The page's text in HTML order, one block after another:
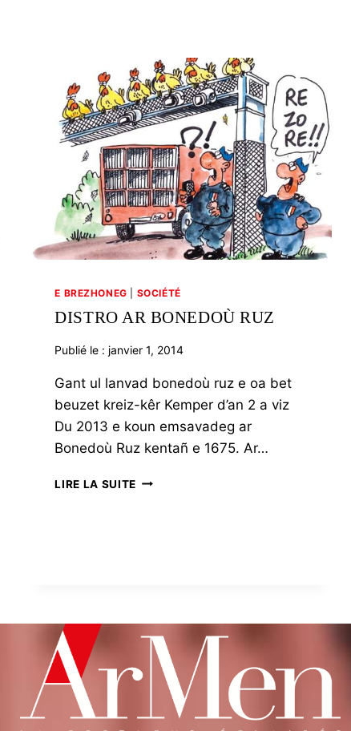
E BREZHONEG SOCIÉTÉ
DISTRO AR BONEDOÙ RUZ
Publié le : janvier 1, 2014
Gant ul lanvad bonedoù ruz e oa bet
beuzet kreiz-kêr Kemper d’an 2 a viz
Du 2013 e koun emsavadeg ar
Bonedoù Ruz kentañ e 1675. Ar…
LIRE LA SUITE DISTRO